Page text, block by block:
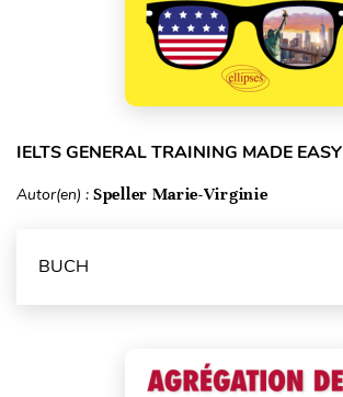
IELTS GENERAL TRAINING MADE EASY
Autor(en) : Speller Marie-Virginie
BUCH